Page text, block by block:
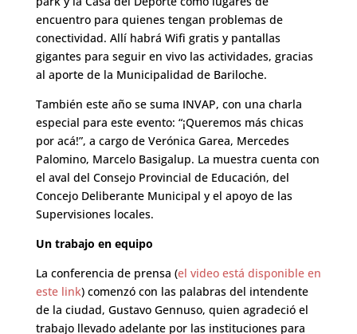
encuentro para quienes tengan problemas de
conectividad. Allí habrá Wifi gratis y pantallas
gigantes para seguir en vivo las actividades, gracias
al aporte de la Municipalidad de Bariloche.
También este año se suma INVAP, con una charla
especial para este evento: “¡Queremos más chicas
por acá!”, a cargo de Verónica Garea, Mercedes
Palomino, Marcelo Basigalup. La muestra cuenta con
el aval del Consejo Provincial de Educación, del
Concejo Deliberante Municipal y el apoyo de las
Supervisiones locales.
Un trabajo en equipo
La conferencia de prensa (el video está disponible en
este link) comenzó con las palabras del intendente
de la ciudad, Gustavo Gennuso, quien agradeció el
trabajo llevado adelante por las instituciones para